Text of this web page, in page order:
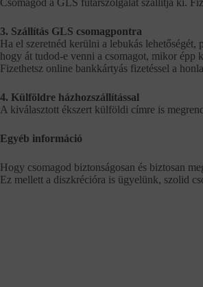
Csomagod a GLS futárszolgálat szállítja ki.
3. Szállítás GLS csomagpontra
Ha el szeretnéd kerülni a lebukás
hogy át tudod-e venni a csomagot, mikor épp
Fizethetsz online bankkártyás fizetéssel a
4. Külföldre házhozszállítással
A kiválasztott ékszert külföldi címre is
Egyéb információ
Hogy csomagod biztonságosan és biztosan
Ez mellett a diszkrécióra is ügyelünk, szolid